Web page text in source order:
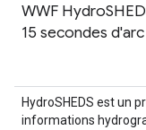
WWF
15 secondes d'arc
HydroSHEDS est un
informations